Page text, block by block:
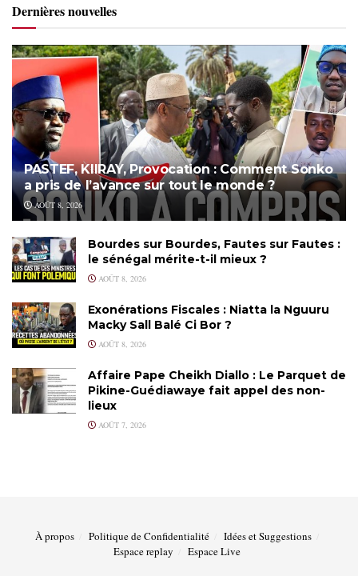
Dernières nouvelles
PASTEF, KIIRAY, Provocation : Comment Sonko
a pris de l’avance sur tout le monde ?
AOÛT 8, 2026
Bourdes sur Bourdes, Fautes sur Fautes :
le sénégal mérite-t-il mieux ?
AOÛT 8, 2026
Exonérations Fiscales : Niatta la Nguuru
Macky Sall Balé Ci Bor ?
AOÛT 8, 2026
Affaire Pape Cheikh Diallo : Le Parquet de
Pikine-Guédiawaye fait appel des non-
lieux
AOÛT 7, 2026
À propos Politique de Confidentialité
Idées et Suggestions
Espace replay
Espace Live